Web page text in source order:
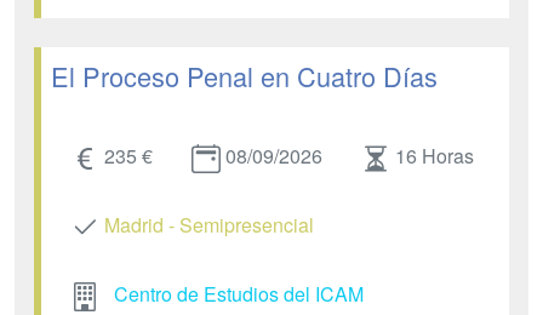
El Proceso Penal en Cuatro Días
235 € 08/09/2026 16 Horas
Madrid - Semipresencial
Centro de Estudios del ICAM